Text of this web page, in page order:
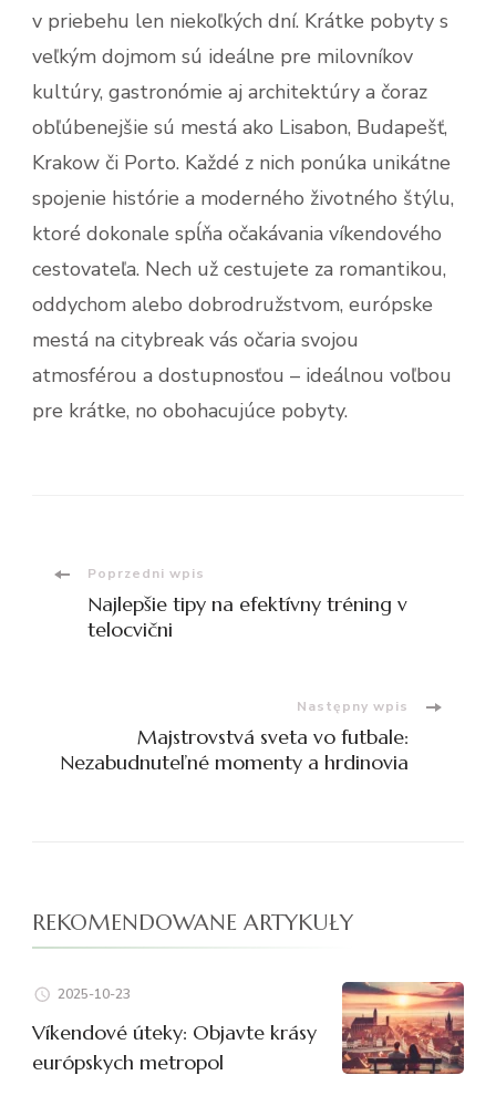
v priebehu len niekoľkých dní. Krátke pobyty s
veľkým dojmom sú ideálne pre milovníkov
kultúry, gastronómie aj architektúry a čoraz
obľúbenejšie sú mestá ako Lisabon, Budapešť,
Krakow či Porto. Každé z nich ponúka unikátne
spojenie histórie a moderného životného štýlu,
ktoré dokonale spĺňa očakávania víkendového
cestovateľa. Nech už cestujete za romantikou,
oddychom alebo dobrodružstvom, európske
mestá na citybreak vás očaria svojou
atmosférou a dostupnosťou – ideálnou voľbou
pre krátke, no obohacujúce pobyty.
Nawigacja
wpisu
Poprzedni wpis
Najlepšie tipy na efektívny tréning v
telocvični
Następny wpis
Majstrovstvá sveta vo futbale:
Nezabudnuteľné momenty a hrdinovia
REKOMENDOWANE ARTYKUŁY
2025-10-23
Víkendové úteky: Objavte krásy
európskych metropol